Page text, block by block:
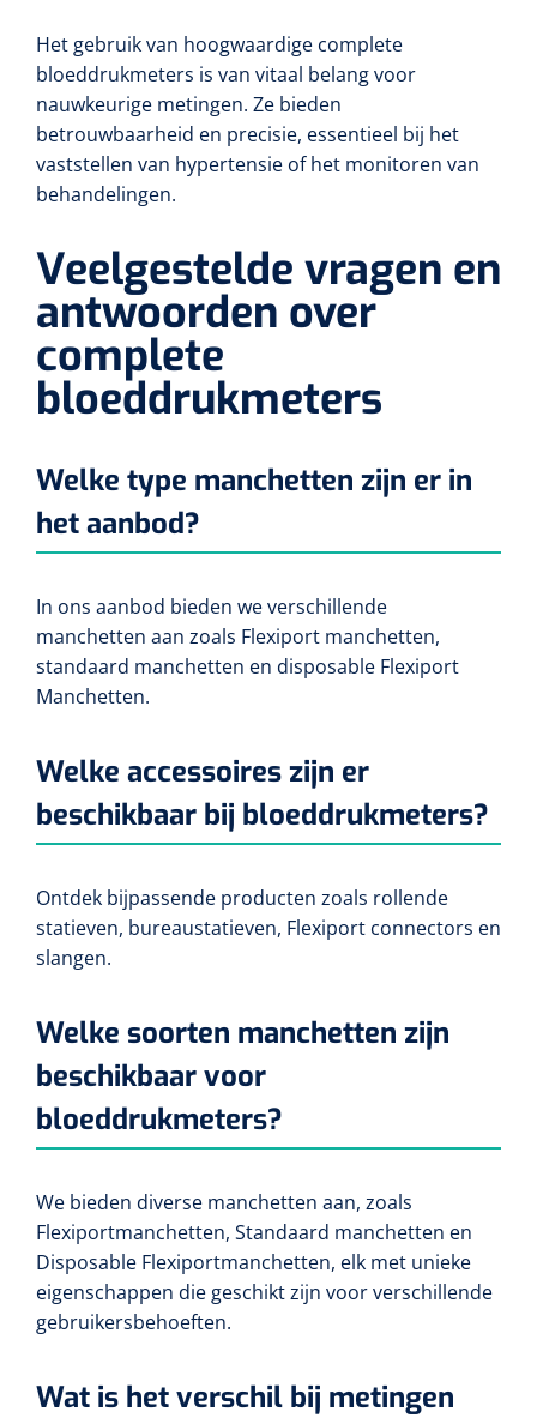
Het gebruik van hoogwaardige complete
bloeddrukmeters is van vitaal belang voor
nauwkeurige metingen. Ze bieden
betrouwbaarheid en precisie, essentieel bij het
vaststellen van hypertensie of het monitoren van
behandelingen.
Veelgestelde vragen en
antwoorden over
complete
bloeddrukmeters
Welke type manchetten zijn er in
het aanbod?
In ons aanbod bieden we verschillende
manchetten aan zoals Flexiport manchetten,
standaard manchetten en disposable Flexiport
Manchetten.
Welke accessoires zijn er
beschikbaar bij bloeddrukmeters?
Ontdek bijpassende producten zoals rollende
statieven, bureaustatieven, Flexiport connectors en
slangen.
Welke soorten manchetten zijn
beschikbaar voor
bloeddrukmeters?
We bieden diverse manchetten aan, zoals
Flexiportmanchetten, Standaard manchetten en
Disposable Flexiportmanchetten, elk met unieke
eigenschappen die geschikt zijn voor verschillende
gebruikersbehoeften.
Wat is het verschil bij metingen